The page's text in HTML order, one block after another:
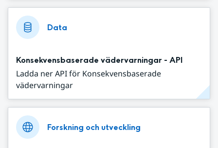
Data
Konsekvensbaserade vädervarningar - API
Ladda ner API för Konsekvensbaserade
vädervarningar
Forskning och utveckling